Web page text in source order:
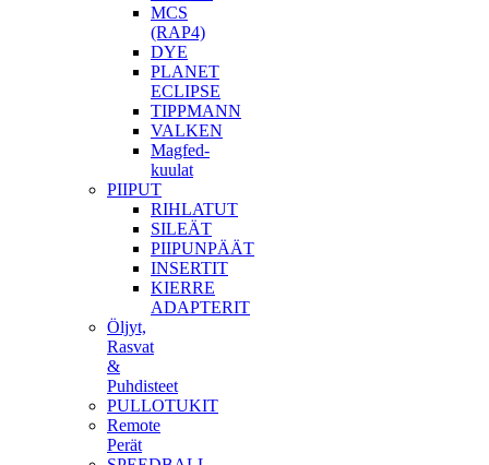
MCS
(RAP4)
DYE
PLANET
ECLIPSE
TIPPMANN
VALKEN
Magfed-
kuulat
PIIPUT
RIHLATUT
SILEÄT
PIIPUNPÄÄT
INSERTIT
KIERRE
ADAPTERIT
Öljyt,
Rasvat
&
Puhdisteet
PULLOTUKIT
Remote
Perät